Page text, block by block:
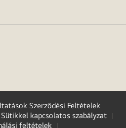
Szerződési Feltételek
Sütikkel kapcsolatos szabályzat
feltételek